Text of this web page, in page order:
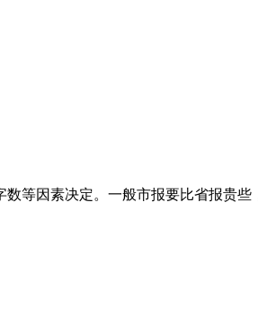
等因素决定。一般市报要比省报贵